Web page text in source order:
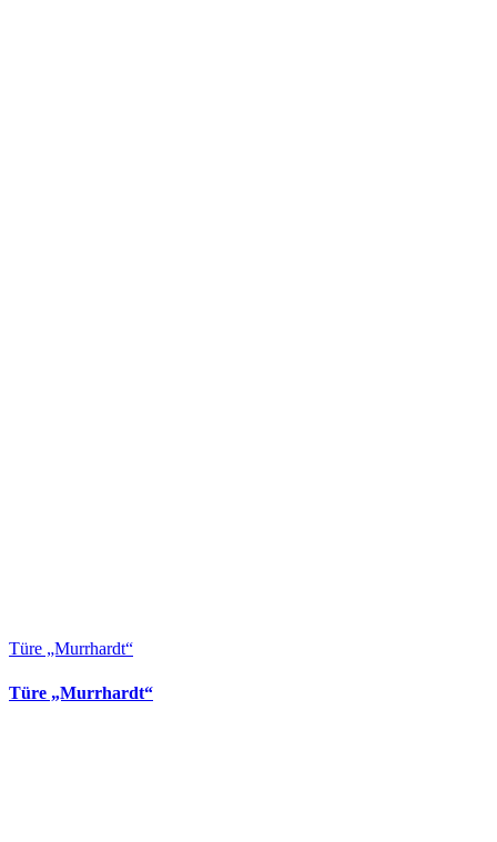
Türe „Murrhardt“
Türe „Murrhardt“